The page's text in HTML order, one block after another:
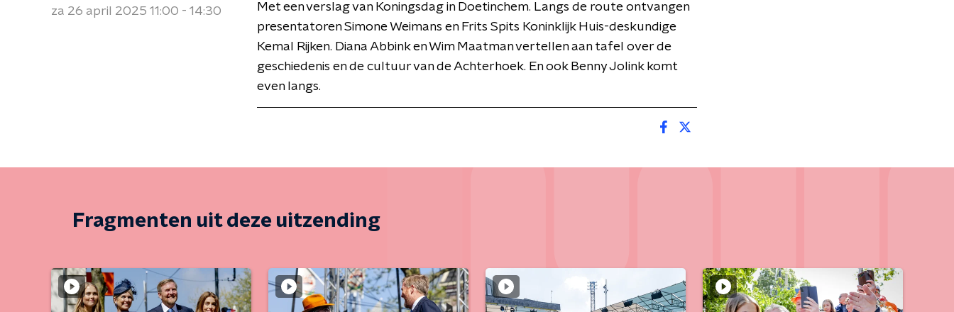
za 26 april 2025 11:00 - 14:30
Met een verslag van Koningsdag in Doetinchem. Langs de route ontvangen
presentatoren Simone Weimans en Frits Spits Koninklijk Huis-deskundige
Kemal Rijken. Diana Abbink en Wim Maatman vertellen aan tafel over de
geschiedenis en de cultuur van de Achterhoek. En ook Benny Jolink komt
even langs.
Fragmenten uit deze uitzending